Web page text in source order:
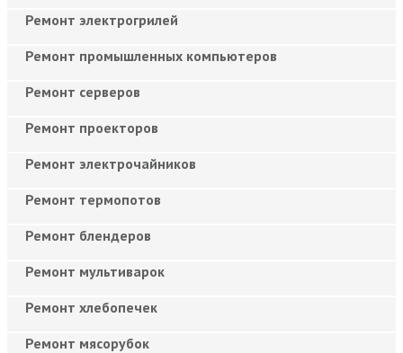
Ремонт электрогрилей
Ремонт промышленных компьютеров
Ремонт серверов
Ремонт проекторов
Ремонт электрочайников
Ремонт термопотов
Ремонт блендеров
Ремонт мультиварок
Ремонт хлебопечек
Ремонт мясорубок